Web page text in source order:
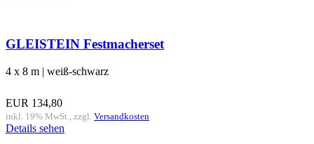
GLEISTEIN Festmacherset
4 x 8 m | weiß-schwarz
EUR 134,80
inkl. 19% MwSt., zzgl. Versandkosten
Details sehen